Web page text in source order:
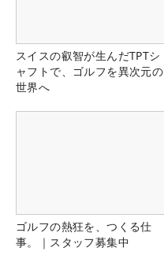
スイスの叡智が生んだTPTシ
ャフトで、ゴルフを異次元の
世界へ
ゴルフの熱狂を、つくる仕
事。｜スタッフ募集中